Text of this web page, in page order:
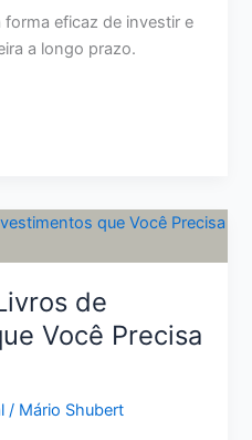
forma eficaz de investir e
a longo prazo.
de
Você Precisa
/ Mário Shubert